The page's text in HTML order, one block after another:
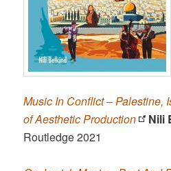
Music In Conflict – Palestine,
of Aesthetic Production
Nili
Routledge 2021